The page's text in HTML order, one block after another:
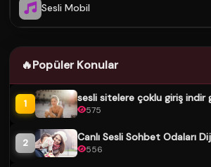
Sesli Mobil
🔥Popüler Konular
1 sesli sitelere çoklu giriş indir
575
2
556